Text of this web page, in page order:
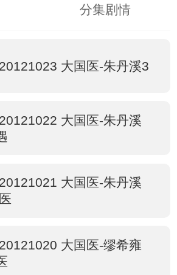
分集剧情
大国医-朱丹溪3
大国医-朱丹溪
大国医-朱丹溪
大国医-缪希雍